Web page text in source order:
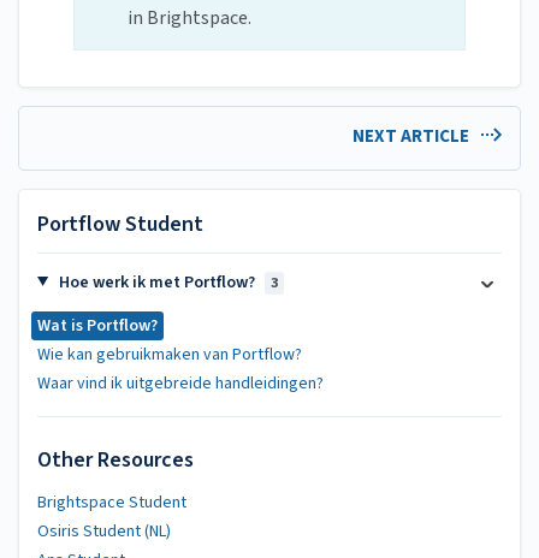
in Brightspace.
NEXT ARTICLE
Portflow Student
Hoe werk ik met Portflow? 3
Wat is Portflow?
Wie kan gebruikmaken van Portflow?
Waar vind ik uitgebreide handleidingen?
Other Resources
Brightspace Student
Osiris Student (NL)